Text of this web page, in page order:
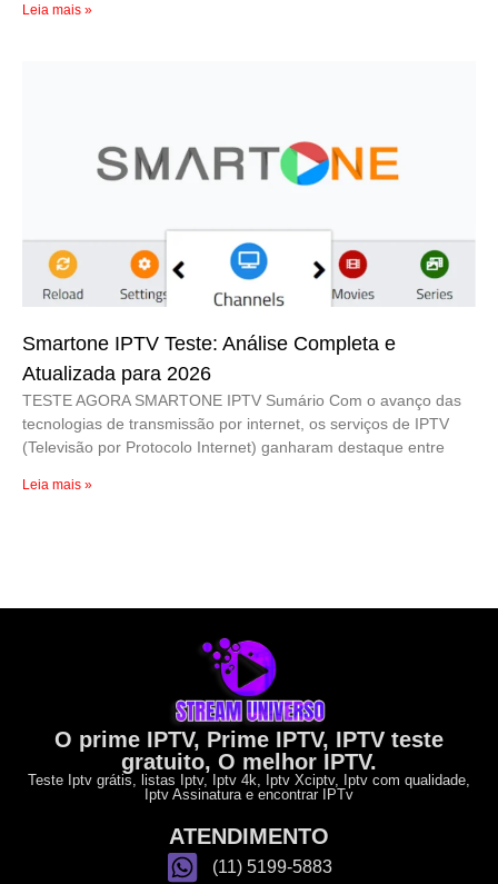
Leia mais »
Smartone IPTV Teste: Análise Completa e
Atualizada para 2026
TESTE AGORA SMARTONE IPTV Sumário Com o avanço das
tecnologias de transmissão por internet, os serviços de IPTV
(Televisão por Protocolo Internet) ganharam destaque entre
Leia mais »
O prime IPTV, Prime IPTV, IPTV teste
gratuito, O melhor IPTV.
Teste Iptv grátis, listas Iptv, Iptv 4k, Iptv Xciptv, Iptv com qualidade,
Iptv Assinatura e encontrar IPTv
ATENDIMENTO
(11) 5199-5883